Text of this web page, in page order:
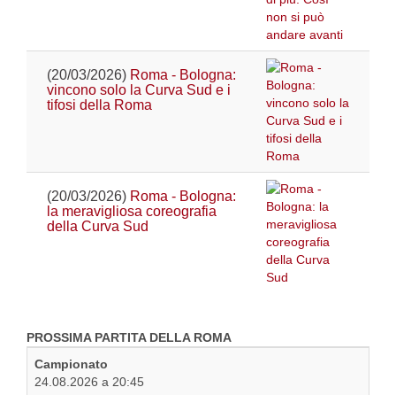
(20/03/2026) Roma - Bologna:
vincono solo la Curva Sud e i
tifosi della Roma
(20/03/2026) Roma - Bologna:
la meravigliosa coreografia
della Curva Sud
PROSSIMA PARTITA DELLA ROMA
Campionato
24.08.2026 a 20:45